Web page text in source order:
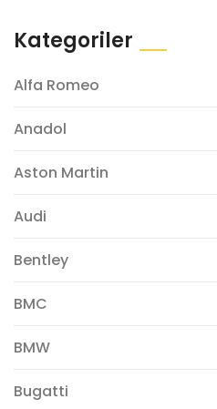
Kategoriler
Alfa Romeo
Anadol
Aston Martin
Audi
Bentley
BMC
BMW
Bugatti